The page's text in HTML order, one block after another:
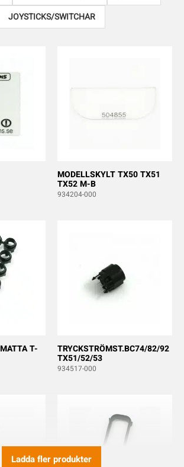
JOYSTICKS/SWITCHAR
MODELLSKYLT TX50 TX51
TX52 M-B
934204-000
T- TRYCKSTRÖMST.BC74/82/92
TX51/52/53
934517-000
Ladda fler produkter